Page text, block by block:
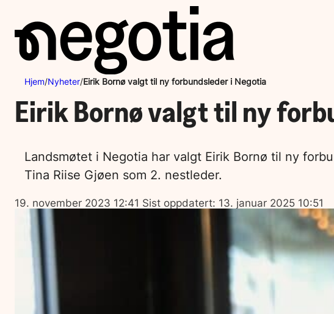
innhold
Hjem/Nyheter/Eirik Bornø valgt til ny forbundsleder i Negotia
Eirik Bornø valgt til ny
Landsmøtet i Negotia har valgt Eirik Bornø til ny
Tina Riise Gjøen som 2. nestleder.
Lagt
ut
19. november 2023 12:41 Sist oppdatert: 13. januar 2025 10:51